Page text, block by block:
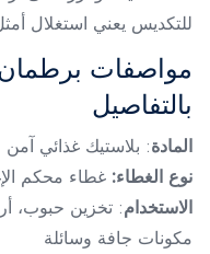
للتكديس يعني استغلال
مواصفات
بالتفاصيل
المادة: بلاستيك غذائي آمن
نوع الغطاء: غطاء محكم
الاستخدام: تخزين حبوب،
مكونات جافة وسائلة